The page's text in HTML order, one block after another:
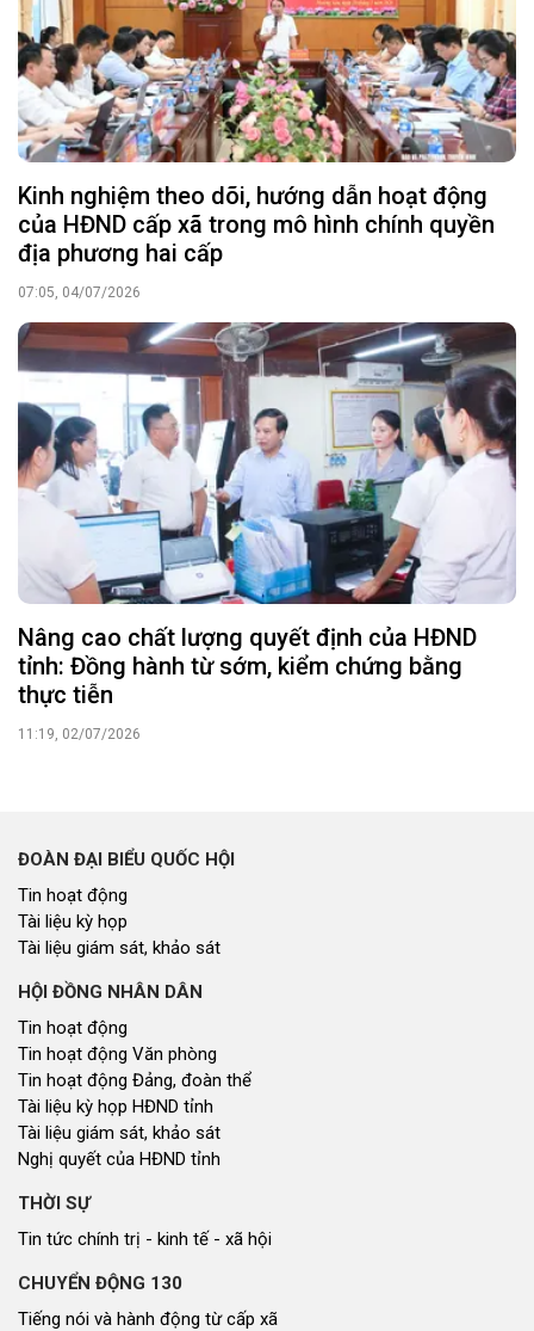
Kinh nghiệm theo dõi, hướng dẫn hoạt động
của HĐND cấp xã trong mô hình chính quyền
địa phương hai cấp
07:05, 04/07/2026
Nâng cao chất lượng quyết định của HĐND
tỉnh: Đồng hành từ sớm, kiểm chứng bằng
thực tiễn
11:19, 02/07/2026
ĐOÀN ĐẠI BIỂU QUỐC HỘI
Tin hoạt động
Tài liệu kỳ họp
Tài liệu giám sát, khảo sát
HỘI ĐỒNG NHÂN DÂN
Tin hoạt động
Tin hoạt động Văn phòng
Tin hoạt động Đảng, đoàn thể
Tài liệu kỳ họp HĐND tỉnh
Tài liệu giám sát, khảo sát
Nghị quyết của HĐND tỉnh
THỜI SỰ
Tin tức chính trị - kinh tế - xã hội
CHUYỂN ĐỘNG 130
Tiếng nói và hành động từ cấp xã